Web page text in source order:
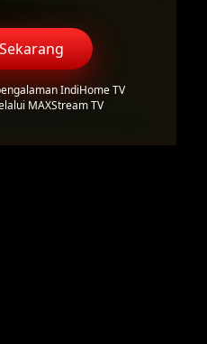
IndiHome TV
MAXStream TV